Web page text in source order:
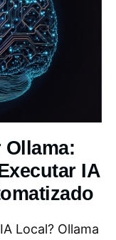
Ollama:
IA
Local? Ollama